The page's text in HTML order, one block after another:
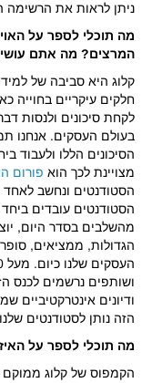
ניתן לראות את הרשימה
מה תוכלי לספר על
המרצים? מה אתם
קלוג היא סביבה של
חלקים עיקריים בחוייה
לקחת סיכונים ולנסות
בעולם העסקים. אנחנו
הסיכונים הללו ולעבוד
מצויינת לכך הוא פורום
הסטודנטים ונחשב לאחד
הסטודנטים עובדים
מהשלבים בסדר היום,
הגדולות, ממציאים,
ושותפים נרשמים לכנס
ודיונים אינטרקטיביים
הזה נותן לסטודנטים
מה תוכלי לספר על
הקמפוס של קלוג ממוקם